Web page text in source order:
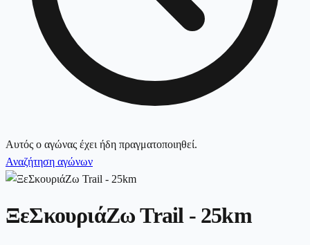
Αυτός ο αγώνας έχει ήδη πραγματοποιηθεί.
Αναζήτηση αγώνων
ΞεΣκουριάΖω Trail - 25km